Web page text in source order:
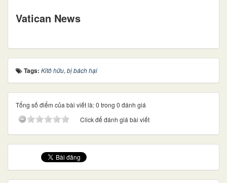
Vatican News
Tags: Kitô hữu, bị bách hại
Tổng số điểm của bài viết là: 0 trong 0 đánh giá
Click để đánh giá bài viết